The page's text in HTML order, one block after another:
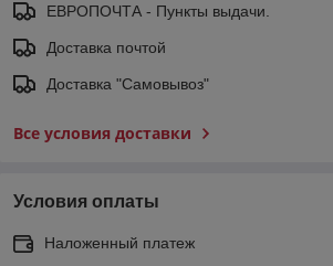
ЕВРОПОЧТА - Пункты выдачи.
Доставка почтой
Доставка "Самовывоз"
Все условия доставки
Условия оплаты
Наложенный платеж